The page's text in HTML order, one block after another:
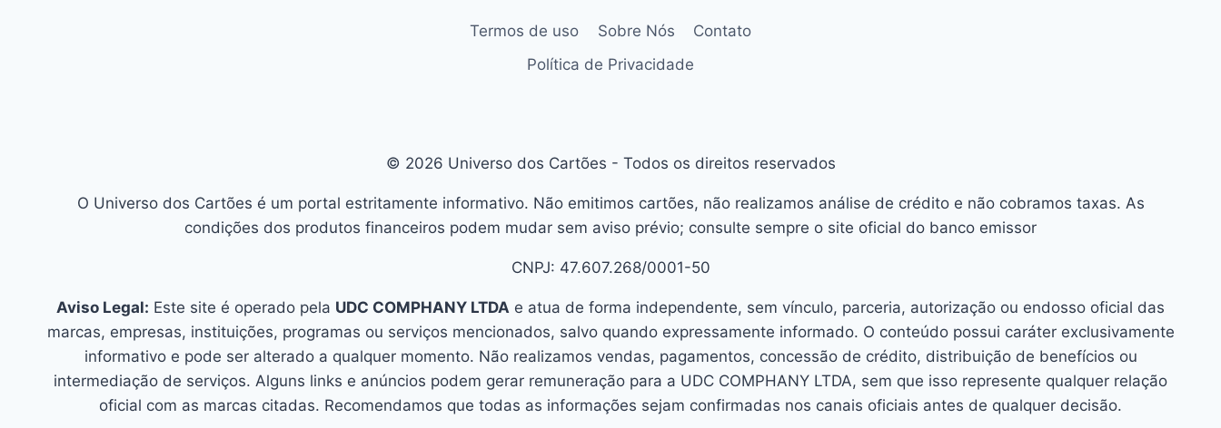
Termos de uso Sobre Nós
Contato
Política de Privacidade
© 2026 Universo dos Cartões - Todos os direitos reservados
O Universo dos Cartões é um portal estritamente informativo. Não emitimos cartões, não realizamos análise de crédito e não cobramos taxas. As
condições dos produtos financeiros podem mudar sem aviso prévio; consulte sempre o site oficial do banco emissor
CNPJ: 47.607.268/0001-50
Aviso Legal: Este site é operado pela UDC COMPHANY LTDA e atua de forma independente, sem vínculo, parceria, autorização ou endosso oficial das
marcas, empresas, instituições, programas ou serviços mencionados, salvo quando expressamente informado. O conteúdo possui caráter exclusivamente
informativo e pode ser alterado a qualquer momento. Não realizamos vendas, pagamentos, concessão de crédito, distribuição de benefícios ou
intermediação de serviços. Alguns links e anúncios podem gerar remuneração para a UDC COMPHANY LTDA, sem que isso represente qualquer relação
oficial com as marcas citadas. Recomendamos que todas as informações sejam confirmadas nos canais oficiais antes de qualquer decisão.